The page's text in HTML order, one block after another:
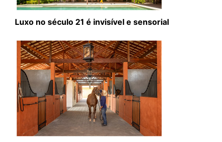
Luxo no século 21 é invisível e sensorial